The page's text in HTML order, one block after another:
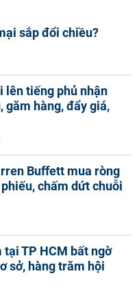
sắp đổi chiều?
lên tiếng phủ nhận
găm hàng, đẩy giá,
Buffett mua ròng
chấm dứt chuỗi
tại TP HCM bất ngờ
sở, hàng trăm hội